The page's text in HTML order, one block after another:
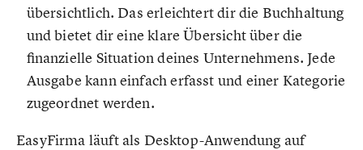
übersichtlich. Das erleichtert dir die Buchhaltung
und bietet dir eine klare Übersicht über die
finanzielle Situation deines Unternehmens. Jede
Ausgabe kann einfach erfasst und einer Kategorie
zugeordnet werden.
EasyFirma läuft als Desktop-Anwendung auf